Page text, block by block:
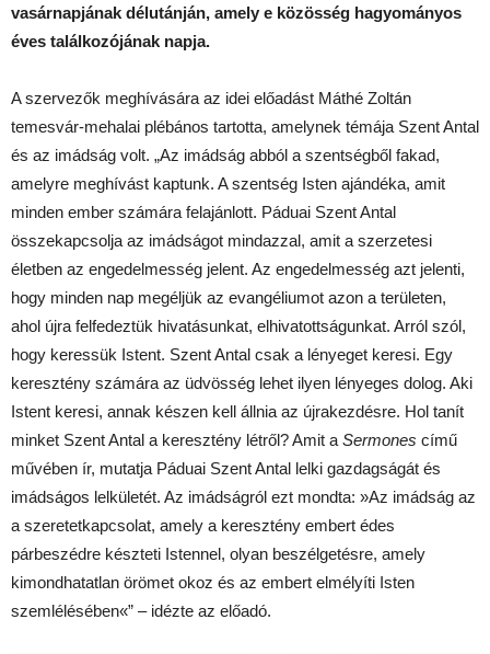
vasárnapjának délutánján, amely e közösség hagyományos
éves találkozójának napja.
A szervezők meghívására az idei előadást Máthé Zoltán
temesvár-mehalai plébános tartotta, amelynek témája Szent Antal
és az imádság volt. „Az imádság abból a szentségből fakad,
amelyre meghívást kaptunk. A szentség Isten ajándéka, amit
minden ember számára felajánlott. Páduai Szent Antal
összekapcsolja az imádságot mindazzal, amit a szerzetesi
életben az engedelmesség jelent. Az engedelmesség azt jelenti,
hogy minden nap megéljük az evangéliumot azon a területen,
ahol újra felfedeztük hivatásunkat, elhivatottságunkat. Arról szól,
hogy keressük Istent. Szent Antal csak a lényeget keresi. Egy
keresztény számára az üdvösség lehet ilyen lényeges dolog. Aki
Istent keresi, annak készen kell állnia az újrakezdésre. Hol tanít
minket Szent Antal a keresztény létről? Amit a Sermones című
művében ír, mutatja Páduai Szent Antal lelki gazdagságát és
imádságos lelkületét. Az imádságról ezt mondta: »Az imádság az
a szeretetkapcsolat, amely a keresztény embert édes
párbeszédre készteti Istennel, olyan beszélgetésre, amely
kimondhatatlan örömet okoz és az embert elmélyíti Isten
szemlélésében«” – idézte az előadó.